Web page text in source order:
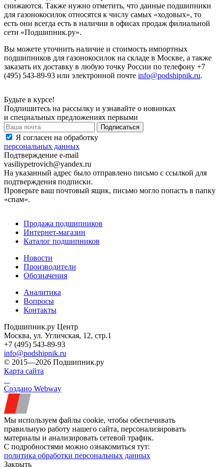
снижаются. Также нужно отметить, что данные подшипники
для газонокосилок относятся к числу самых «ходовых», то
есть они всегда есть в наличии в офисах продаж филиальной
сети «Подшипник.ру».
Вы можете уточнить наличие и стоимость импортных
подшипников для газонокосилок на складе в Москве, а также
заказать их доставку в любую точку России по телефону +7
(495) 543-89-93 или электронной почте info@podshipnik.ru.
Будьте в курсе!
Подпишитесь на рассылку и узнавайте о новинках
и специальных предложениях первыми
Я согласен на обработку
персональных данных
Подтверждение e-mail
vasiliypetrovich@yandex.ru
На указанный адрес было отправлено письмо с ссылкой для
подтверждения подписки.
Проверьте ваш почтовый ящик, письмо могло попасть в папку
«спам».
Продажа подшипников
Интернет-магазин
Каталог подшипников
Новости
Производители
Обозначения
Аналитика
Вопросы
Контакты
Подшипник.ру Центр
Москва, ул. Угличская, 12, стр.1
+7 (495) 543-89-93
info@podshipnik.ru
© 2015—2026 Подшипник.ру
Карта сайта
Создано Webway
Мы используем файлы cookie, чтобы обеспечивать
правильную работу нашего сайта, персонализировать
материалы и анализировать сетевой трафик.
С подробностями можно ознакомиться тут:
политика обработки персональных данных
Закрыть